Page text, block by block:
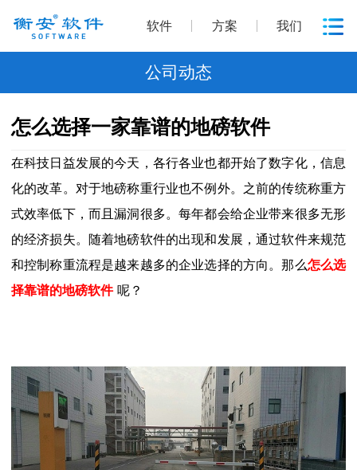
软件 方案 我们
公司动态
怎么选择一家靠谱的地磅软件
在科技日益发展的今天，各行各业也都开始了数字化，信息
化的改革。对于地磅称重行业也不例外。之前的传统称重方
式效率低下，而且漏洞很多。每年都会给企业带来很多无形
的经济损失。随着地磅软件的出现和发展，通过软件来规范
和控制称重流程是越来越多的企业选择的方向。那么怎么选
择靠谱的地磅软件 呢？